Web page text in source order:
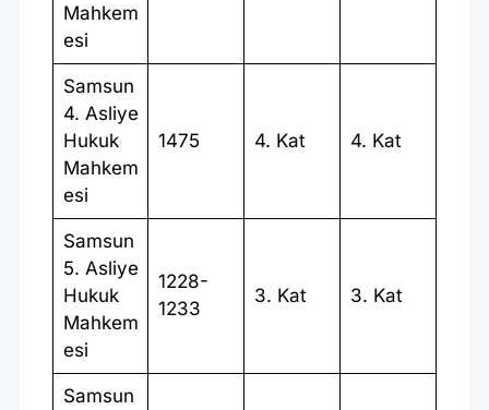
Mahkem
esi
Samsun
4. Asliye
Hukuk
Mahkem
esi
1475 4. Kat 4. Kat
Samsun
5. Asliye
Hukuk
Mahkem
esi
1228-
1233
3. Kat 3. Kat
Samsun